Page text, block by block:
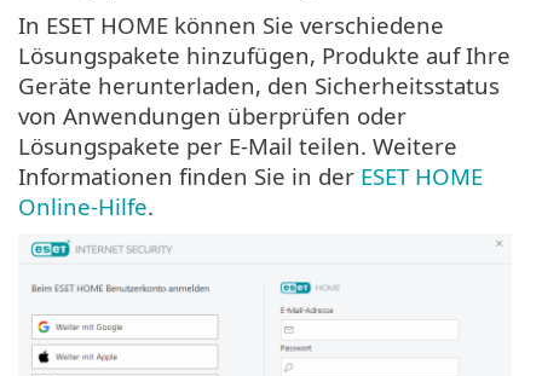
In ESET HOME können Sie verschiedene
Lösungspakete hinzufügen, Produkte auf Ihre
Geräte herunterladen, den Sicherheitsstatus
von Anwendungen überprüfen oder
Lösungspakete per E-Mail teilen. Weitere
Informationen finden Sie in der ESET HOME
Online-Hilfe.